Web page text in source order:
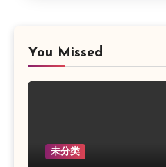
You Missed
未分类